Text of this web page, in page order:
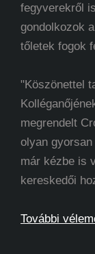
fegyverekről
gondolkozok
tőletek fogok
"Köszönettel
megrendelt
olyan
már kézbe is
kereskedői
További